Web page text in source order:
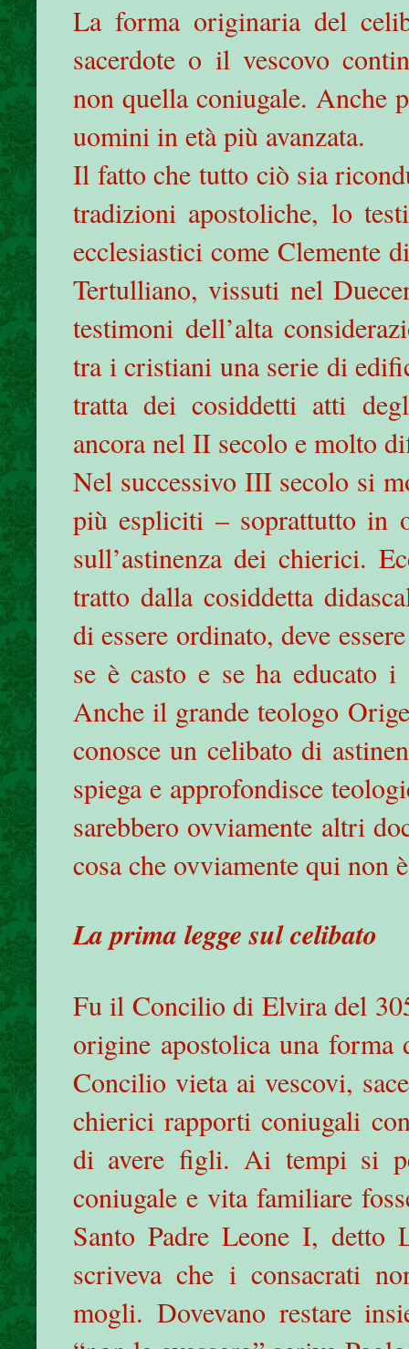
La forma originaria del
sacerdote o il vescovo
non quella coniugale. Anche
uomini in età più avanzata.
Il fatto che tutto ciò sia
tradizioni apostoliche, lo
ecclesiastici come Clemente
Tertulliano, vissuti nel
testimoni dell’alta
tra i cristiani una serie di
tratta dei cosiddetti atti
ancora nel II secolo e molto
Nel successivo III secolo si
più espliciti – soprattutto in
sull’astinenza dei chierici.
tratto dalla cosiddetta
di essere ordinato, deve
se è casto e se ha
Anche il grande teologo
conosce un celibato di
spiega e approfondisce
sarebbero ovviamente altri
cosa che ovviamente qui non
La prima legge sul celibato
Fu il Concilio di Elvira del
origine apostolica una
Concilio vieta ai vescovi,
chierici rapporti coniugali
di avere figli. Ai tempi si
coniugale e vita familiare
Santo Padre Leone I, detto
scriveva che i consacrati
mogli. Dovevano restare